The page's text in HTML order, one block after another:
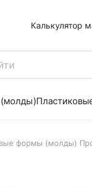
Калькулятор
формы (молды)